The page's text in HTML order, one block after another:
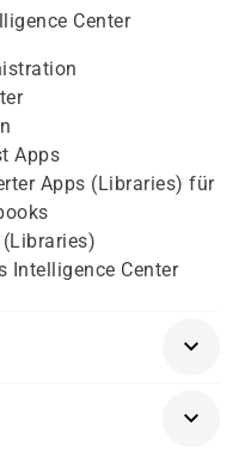
Center
Apps
Apps (Libraries) für
Intelligence Center